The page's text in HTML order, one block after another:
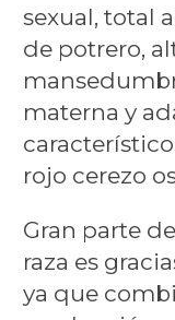
sexual, total
de potrero,
materna y
rojo cerezo
Gran parte
raza es
ya que